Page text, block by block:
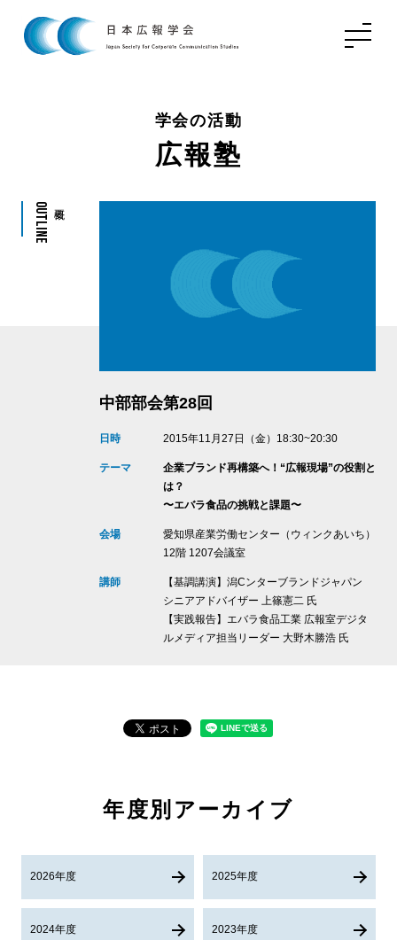
学会の活動
広報塾
Outline
中部部会第28回
日時 2015年11月27日（金）18:30~20:30
テーマ
企業ブランド再構築へ！“広報現場”の役割と
は？
〜エバラ食品の挑戦と課題〜
会場
愛知県産業労働センター（ウィンクあいち）
12階 1207会議室
講師
【基調講演】潟Cンターブランドジャパン
シニアアドバイザー 上篠憲二 氏
【実践報告】エバラ食品工業 広報室デジタ
ルメディア担当リーダー 大野木勝浩 氏
年度別アーカイブ
2026年度 2025年度
2024年度 2023年度